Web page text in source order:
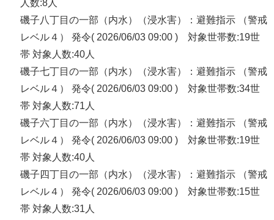
人数:8人
磯子八丁目の一部（内水）（浸水害）：避難指示 （警戒
レベル４） 発令( 2026/06/03 09:00 ) 対象世帯数:19世
帯 対象人数:40人
磯子七丁目の一部（内水）（浸水害）：避難指示 （警戒
レベル４） 発令( 2026/06/03 09:00 ) 対象世帯数:34世
帯 対象人数:71人
磯子六丁目の一部（内水）（浸水害）：避難指示 （警戒
レベル４） 発令( 2026/06/03 09:00 ) 対象世帯数:19世
帯 対象人数:40人
磯子四丁目の一部（内水）（浸水害）：避難指示 （警戒
レベル４） 発令( 2026/06/03 09:00 ) 対象世帯数:15世
帯 対象人数:31人